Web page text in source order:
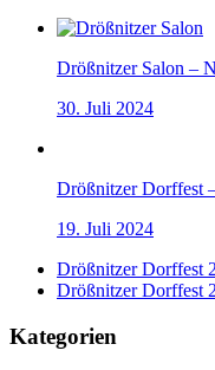
Drößnitzer Salon –
30. Juli 2024
Drößnitzer Dorffest
19. Juli 2024
Drößnitzer Dorffest
Drößnitzer Dorffest
Kategorien